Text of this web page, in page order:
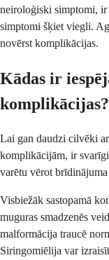
neiroloģiski simptomi, ir
simptomi šķiet viegli.
novērst komplikācijas.
Kādas ir
komplikācijas?
Lai gan daudzi cilvēki
komplikācijām, ir svarīgi
varētu vērot
Visbiežāk sastopamā
muguras smadzenēs
malformācija traucē
Siringomiēlija var